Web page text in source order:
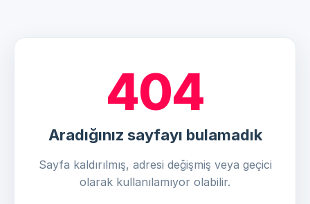
404
Aradığınız sayfayı bulamadık
Sayfa kaldırılmış, adresi değişmiş veya geçici
olarak kullanılamıyor olabilir.